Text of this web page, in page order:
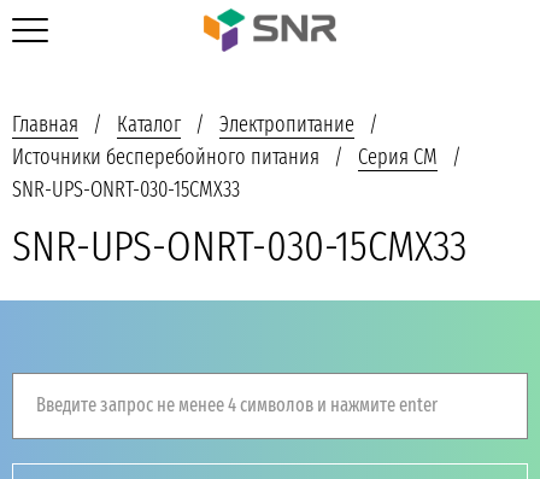
Главная Каталог
Электропитание
Источники бесперебойного питания
Серия CM
SNR-UPS-ONRT-030-15CMX33
SNR-UPS-ONRT-030-15CMX33
Введите запрос не менее 4 символов и нажмите enter